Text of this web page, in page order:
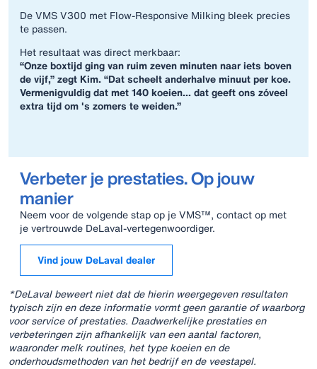
De VMS V300 met Flow‑Responsive Milking bleek precies
te passen.
Het resultaat was direct merkbaar:
“Onze boxtijd ging van ruim zeven minuten naar iets boven
de vijf,” zegt Kim. “Dat scheelt anderhalve minuut per koe.
Vermenigvuldig dat met 140 koeien… dat geeft ons zóveel
extra tijd om 's zomers te weiden.”
Verbeter je prestaties. Op jouw
manier
Neem voor de volgende stap op je VMS™, contact op met
je vertrouwde DeLaval-vertegenwoordiger.
Vind jouw DeLaval dealer
*DeLaval beweert niet dat de hierin weergegeven resultaten
typisch zijn en deze informatie vormt geen garantie of waarborg
voor service of prestaties. Daadwerkelijke prestaties en
verbeteringen zijn afhankelijk van een aantal factoren,
waaronder melk routines, het type koeien en de
onderhoudsmethoden van het bedrijf en de veestapel.